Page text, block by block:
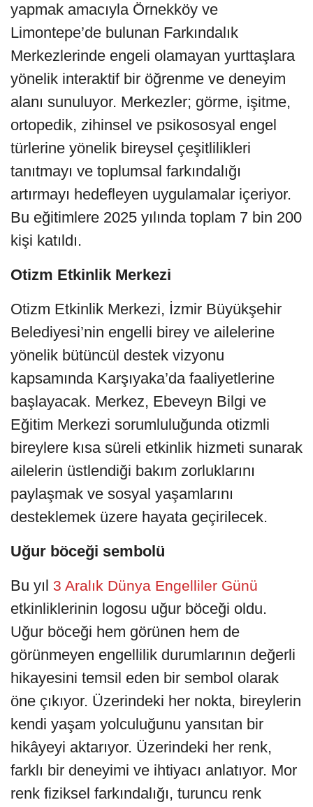
yapmak amacıyla Örnekköy ve
Limontepe’de bulunan Farkındalık
Merkezlerinde engeli olamayan yurttaşlara
yönelik interaktif bir öğrenme ve deneyim
alanı sunuluyor. Merkezler; görme, işitme,
ortopedik, zihinsel ve psikososyal engel
türlerine yönelik bireysel çeşitlilikleri
tanıtmayı ve toplumsal farkındalığı
artırmayı hedefleyen uygulamalar içeriyor.
Bu eğitimlere 2025 yılında toplam 7 bin 200
kişi katıldı.
Otizm Etkinlik Merkezi
Otizm Etkinlik Merkezi, İzmir Büyükşehir
Belediyesi’nin engelli birey ve ailelerine
yönelik bütüncül destek vizyonu
kapsamında Karşıyaka’da faaliyetlerine
başlayacak. Merkez, Ebeveyn Bilgi ve
Eğitim Merkezi sorumluluğunda otizmli
bireylere kısa süreli etkinlik hizmeti sunarak
ailelerin üstlendiği bakım zorluklarını
paylaşmak ve sosyal yaşamlarını
desteklemek üzere hayata geçirilecek.
Uğur böceği sembolü
Bu yıl
3 Aralık Dünya Engelliler Günü
etkinliklerinin logosu uğur böceği oldu.
Uğur böceği hem görünen hem de
görünmeyen engellilik durumlarının değerli
hikayesini temsil eden bir sembol olarak
öne çıkıyor. Üzerindeki her nokta, bireylerin
kendi yaşam yolculuğunu yansıtan bir
hikâyeyi aktarıyor. Üzerindeki her renk,
farklı bir deneyimi ve ihtiyacı anlatıyor. Mor
renk fiziksel farkındalığı, turuncu renk